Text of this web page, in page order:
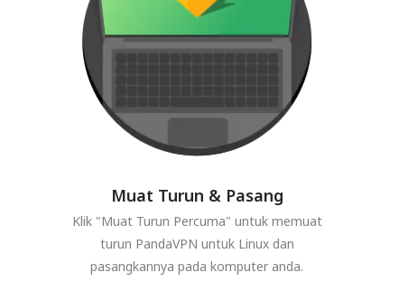
Muat Turun & Pasang
Klik "Muat Turun Percuma" untuk memuat
turun PandaVPN untuk Linux dan
pasangkannya pada komputer anda.